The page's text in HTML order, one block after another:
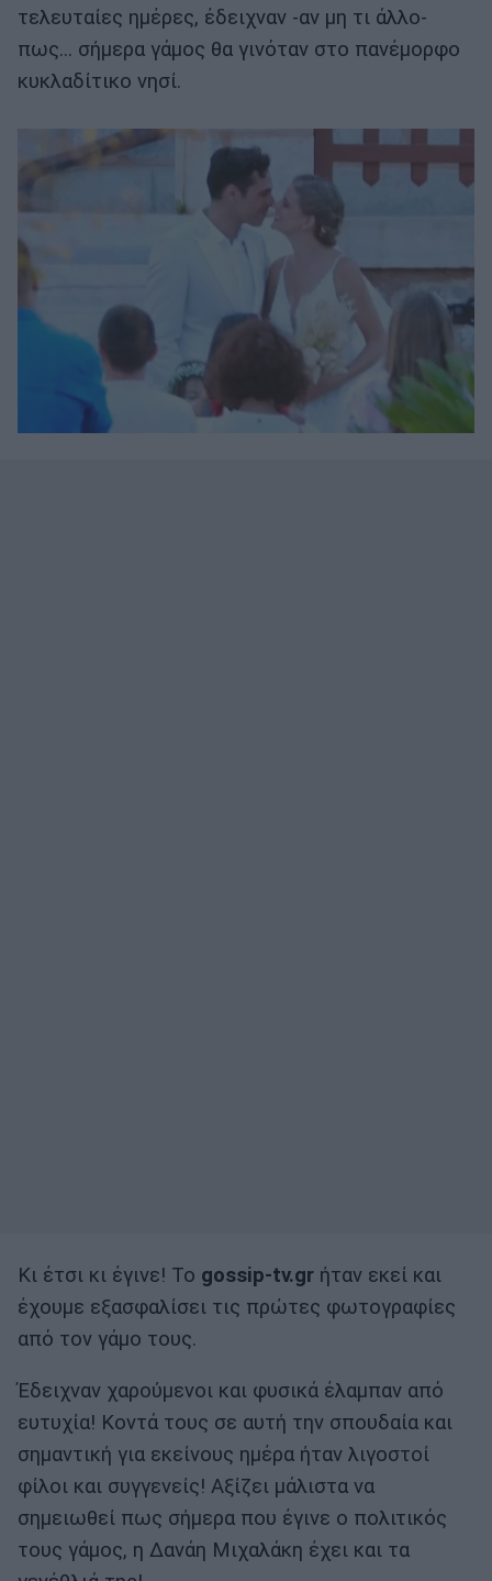
τελευταίες ημέρες, έδειχναν -αν μη τι άλλο-
πως… σήμερα γάμος θα γινόταν στο πανέμορφο
κυκλαδίτικο νησί.
Κι έτσι κι έγινε! Το gossip-tv.gr ήταν εκεί και
έχουμε εξασφαλίσει τις πρώτες φωτογραφίες
από τον γάμο τους.
Έδειχναν χαρούμενοι και φυσικά έλαμπαν από
ευτυχία! Κοντά τους σε αυτή την σπουδαία και
σημαντική για εκείνους ημέρα ήταν λιγοστοί
φίλοι και συγγενείς! Αξίζει μάλιστα να
σημειωθεί πως σήμερα που έγινε ο πολιτικός
τους γάμος, η Δανάη Μιχαλάκη έχει και τα